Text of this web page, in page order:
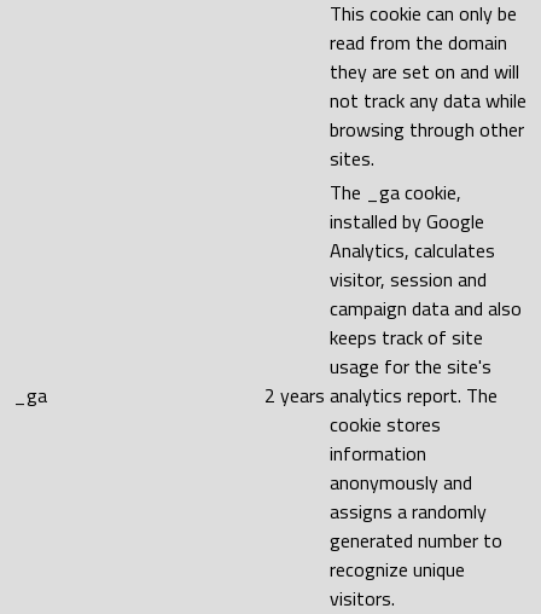
This cookie can only be
read from the domain
they are set on and will
not track any data while
browsing through other
sites.
_ga 2 years
The _ga cookie,
installed by Google
Analytics, calculates
visitor, session and
campaign data and also
keeps track of site
usage for the site's
analytics report. The
cookie stores
information
anonymously and
assigns a randomly
generated number to
recognize unique
visitors.